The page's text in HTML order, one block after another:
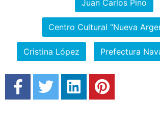
Juan Carlos Pino
Centro Cultural “Nueva
Cristina López Prefectura